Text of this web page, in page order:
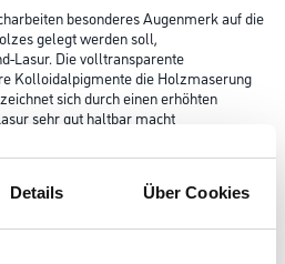
Details Über Cookies
besonderes Augenmerk auf die
gelegt werden soll,
Lasur. Die volltransparente
Kolloidalpigmente die Holzmaserung
sich durch einen erhöhten
sehr gut haltbar macht
und
werden.